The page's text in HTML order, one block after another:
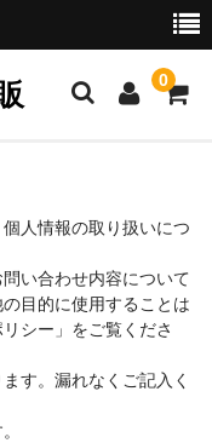
0
ック
人情報の取り扱いにつ
い合わせ内容について
目的に使用することは
シー」をご覧くださ
す。漏れなくご記入く